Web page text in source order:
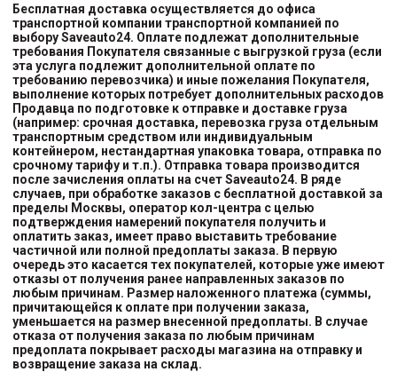
Бесплатная доставка осуществляется до офиса
транспортной компании транспортной компанией по
выборуSaveauto24. Оплате подлежат дополнительные
требования Покупателя связанные с выгрузкой груза (если
эта услуга подлежит дополнительной оплате по
требованию перевозчика) и иные пожелания Покупателя,
выполнение которых потребует дополнительных расходов
Продавца по подготовке к отправке и доставке груза
(например: срочная доставка, перевозка груза отдельным
транспортным средством или индивидуальным
контейнером, нестандартная упаковка товара, отправка по
срочному тарифу и т.п.). Отправка товара производится
после зачисления оплаты на счет Saveauto24. В ряде
случаев, при обработке заказов с бесплатной доставкой за
пределы Москвы, оператор кол-центра с целью
подтверждения намерений покупателя получить и
оплатить заказ, имеет право выставить требование
частичной или полной предоплаты заказа. В первую
очередь это касается тех покупателей, которые уже имеют
отказы от получения ранее направленных заказов по
любым причинам. Размер наложенного платежа (суммы,
причитающейся к оплате при получении заказа,
уменьшается на размер внесенной предоплаты. В случае
отказа от получения заказа по любым причинам
предоплата покрывает расходы магазина на отправку и
возвращение заказа на склад.